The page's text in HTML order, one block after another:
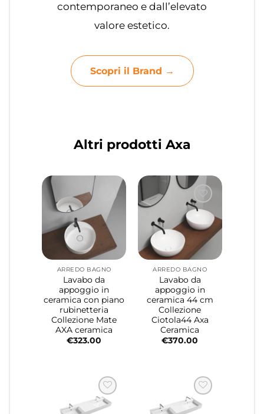
contemporaneo e dall’elevato
valore estetico.
Scopri il Brand →
Altri prodotti Axa
ARREDO BAGNO
Lavabo da
appoggio in
ceramica con piano
rubinetteria
Collezione Mate
AXA ceramica
€323.00
ARREDO BAGNO
Lavabo da
appoggio in
ceramica 44 cm
Collezione
Ciotola44 Axa
Ceramica
€370.00